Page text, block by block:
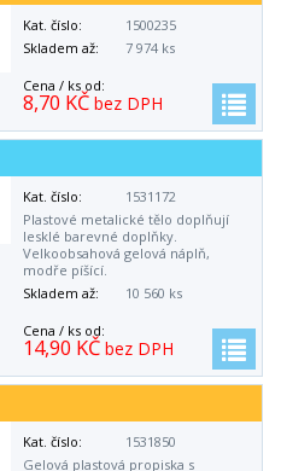
Kat. číslo:
1500235
Skladem až:
7 974 ks
Cena / ks od:
8,70 KČ bez DPH
Kat. číslo:
1531172
Plastové metalické tělo doplňují
lesklé barevné doplňky.
Velkoobsahová gelová náplň,
modře píšící.
Skladem až:
10 560 ks
Cena / ks od:
14,90 KČ bez DPH
Kat. číslo:
1531850
Gelová plastová propiska s